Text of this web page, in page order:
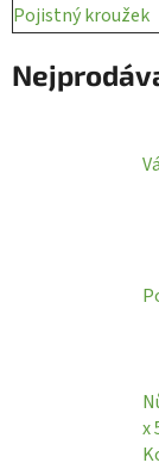
Pojistný kroužek
x